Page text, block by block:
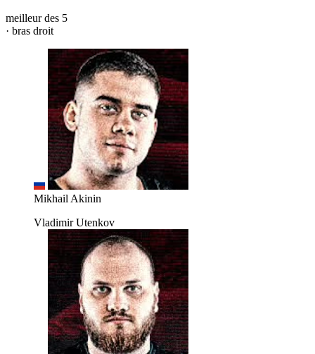
meilleur des 5
· bras droit
Mikhail Akinin
Vladimir Utenkov